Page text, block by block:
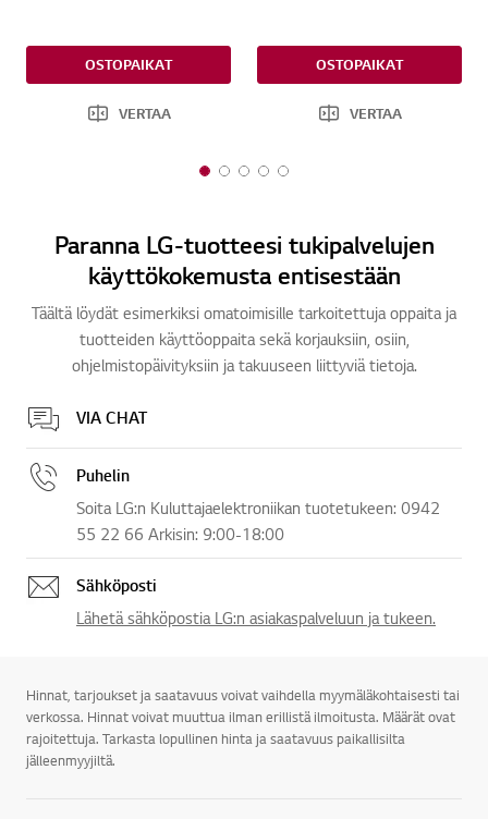
OSTOPAIKAT
VERTAA
OSTOPAIKAT
VERTAA
1
5
2
5
3
5
4
5
5
5
Paranna LG-tuotteesi tukipalvelujen
käyttökokemusta entisestään
Täältä löydät esimerkiksi omatoimisille tarkoitettuja oppaita ja
tuotteiden käyttöoppaita sekä korjauksiin, osiin,
ohjelmistopäivityksiin ja takuuseen liittyviä tietoja.
VIA CHAT
Puhelin
Soita LG:n Kuluttajaelektroniikan tuotetukeen: 0942
55 22 66 Arkisin: 9:00-18:00
Sähköposti
Lähetä sähköpostia LG:n asiakaspalveluun ja tukeen.
Hinnat, tarjoukset ja saatavuus voivat vaihdella myymäläkohtaisesti tai
verkossa. Hinnat voivat muuttua ilman erillistä ilmoitusta. Määrät ovat
rajoitettuja. Tarkasta lopullinen hinta ja saatavuus paikallisilta
jälleenmyyjiltä.